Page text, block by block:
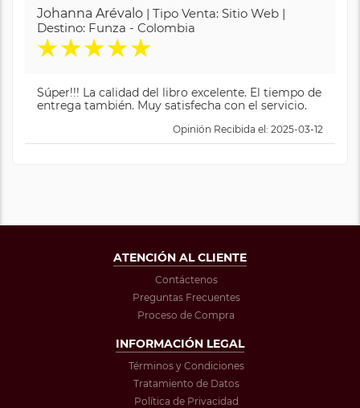
Johanna Arévalo | Tipo Venta: Sitio Web |
Destino: Funza - Colombia
★★★★★
Súper!!! La calidad del libro excelente. El tiempo de
entrega también. Muy satisfecha con el servicio.
Opinión Recibida el: 2025-03-12
ATENCIÓN AL CLIENTE
Contáctenos
Preguntas Frecuentes
Proceso de Compra
INFORMACIÓN LEGAL
Términos y Condiciones
Tratamiento de Datos
Política de Privacidad